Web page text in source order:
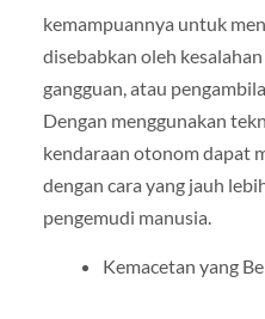
kemampuannya untuk
disebabkan oleh
gangguan, atau
Dengan menggunakan
kendaraan otonom dapat
dengan cara yang jauh
pengemudi manusia.
Kemacetan yang